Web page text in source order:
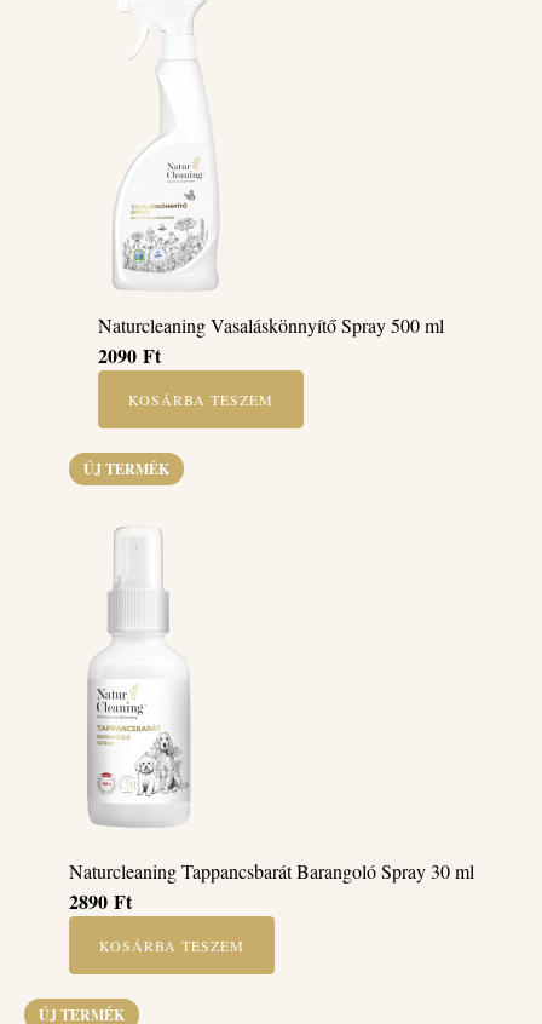
Naturcleaning Vasaláskönnyítő Spray 500 ml
2090 Ft
KOSÁRBA TESZEM
ÚJ TERMÉK
Naturcleaning Tappancsbarát Barangoló Spray 30 ml
2890 Ft
KOSÁRBA TESZEM
ÚJ TERMÉK